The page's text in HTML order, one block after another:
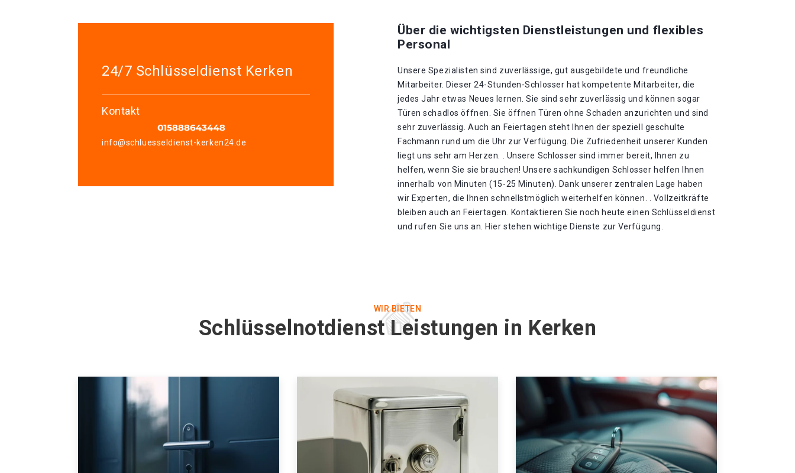
24/7 Schlüsseldienst Kerken
Kontakt
info@schluesseldienst-kerken24.de
Über die wichtigsten Dienstleistungen und flexibles
Personal
Unsere Spezialisten sind zuverlässige, gut ausgebildete und freundliche
Mitarbeiter. Dieser 24-Stunden-Schlosser hat kompetente Mitarbeiter, die
jedes Jahr etwas Neues lernen. Sie sind sehr zuverlässig und können sogar
Türen schadlos öffnen. Sie öffnen Türen ohne Schaden anzurichten und sind
sehr zuverlässig. Auch an Feiertagen steht Ihnen der speziell geschulte
Fachmann rund um die Uhr zur Verfügung. Die Zufriedenheit unserer Kunden
liegt uns sehr am Herzen. . Unsere Schlosser sind immer bereit, Ihnen zu
helfen, wenn Sie sie brauchen! Unsere sachkundigen Schlosser helfen Ihnen
innerhalb von Minuten (15-25 Minuten). Dank unserer zentralen Lage haben
wir Experten, die Ihnen schnellstmöglich weiterhelfen können. . Vollzeitkräfte
bleiben auch an Feiertagen. Kontaktieren Sie noch heute einen Schlüsseldienst
und rufen Sie uns an. Hier stehen wichtige Dienste zur Verfügung.
WIR BIETEN
Schlüsselnotdienst Leistungen in Kerken